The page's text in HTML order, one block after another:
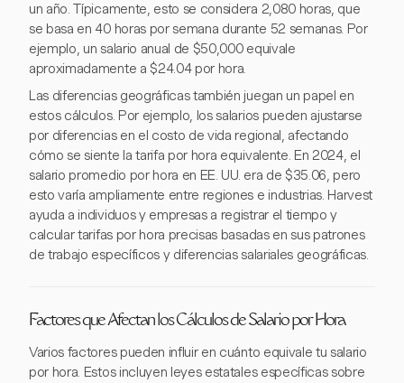
un año. Típicamente, esto se considera 2,080 horas, que
se basa en 40 horas por semana durante 52 semanas. Por
ejemplo, un salario anual de $50,000 equivale
aproximadamente a $24.04 por hora.
Las diferencias geográficas también juegan un papel en
estos cálculos. Por ejemplo, los salarios pueden ajustarse
por diferencias en el costo de vida regional, afectando
cómo se siente la tarifa por hora equivalente. En 2024, el
salario promedio por hora en EE. UU. era de $35.06, pero
esto varía ampliamente entre regiones e industrias. Harvest
ayuda a individuos y empresas a registrar el tiempo y
calcular tarifas por hora precisas basadas en sus patrones
de trabajo específicos y diferencias salariales geográficas.
Factores que Afectan los Cálculos de Salario por Hora
Varios factores pueden influir en cuánto equivale tu salario
por hora. Estos incluyen leyes estatales específicas sobre